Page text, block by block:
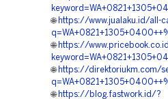
🌐 https://www.jualaku.id/all-
🌐 https://
🌐 https://direktoriukm.com/
🌐 https://blog.fastwork.id/?